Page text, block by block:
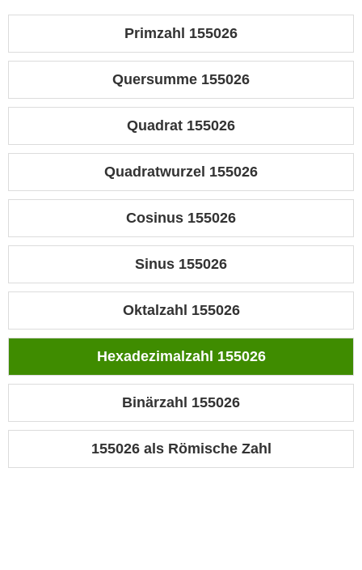
Primzahl 155026
Quersumme 155026
Quadrat 155026
Quadratwurzel 155026
Cosinus 155026
Sinus 155026
Oktalzahl 155026
Hexadezimalzahl 155026
Binärzahl 155026
155026 als Römische Zahl